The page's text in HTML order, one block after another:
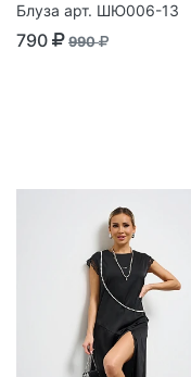
Блуза арт. ШЮ006-13
790 990